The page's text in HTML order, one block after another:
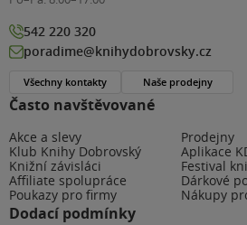
Často navštěvované
Akce a slevy
Prodejny
Klub Knihy Dobrovský
Aplikace
Knižní závisláci
Festival
Affiliate spolupráce
Dárkové
Poukazy pro firmy
Nákupy
Dodací podmínky
542 220 320
poradime@knihydobrovsky.cz
Všechny kontakty Naše prodejny